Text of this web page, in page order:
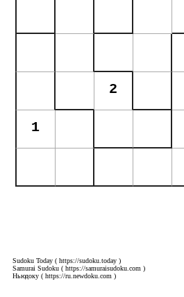
Sudoku Today ( https://sudoku.today )
Samurai Sudoku ( https://samuraisudoku.com )
Ньюдоку ( https://ru.newdoku.com )